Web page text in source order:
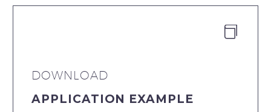


DOWNLOAD
APPLICATION EXAMPLE